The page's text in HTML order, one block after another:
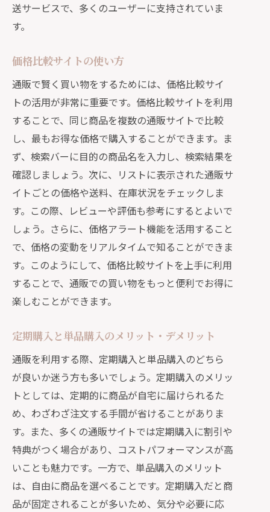
送サービスで、多くのユーザーに支持されていま
す。
価格比較サイトの使い方
通販で賢く買い物をするためには、価格比較サイ
トの活用が非常に重要です。価格比較サイトを利用
することで、同じ商品を複数の通販サイトで比較
し、最もお得な価格で購入することができます。ま
ず、検索バーに目的の商品名を入力し、検索結果を
確認しましょう。次に、リストに表示された通販サ
イトごとの価格や送料、在庫状況をチェックしま
す。この際、レビューや評価も参考にするとよいで
しょう。さらに、価格アラート機能を活用すること
で、価格の変動をリアルタイムで知ることができま
す。このようにして、価格比較サイトを上手に利用
することで、通販での買い物をもっと便利でお得に
楽しむことができます。
定期購入と単品購入のメリット・デメリット
通販を利用する際、定期購入と単品購入のどちら
が良いか迷う方も多いでしょう。定期購入のメリッ
トとしては、定期的に商品が自宅に届けられるた
め、わざわざ注文する手間が省けることがありま
す。また、多くの通販サイトでは定期購入に割引や
特典がつく場合があり、コストパフォーマンスが高
いことも魅力です。一方で、単品購入のメリット
は、自由に商品を選べることです。定期購入だと商
品が固定されることが多いため、気分や必要に応